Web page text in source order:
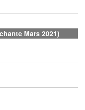
Mars 2021)